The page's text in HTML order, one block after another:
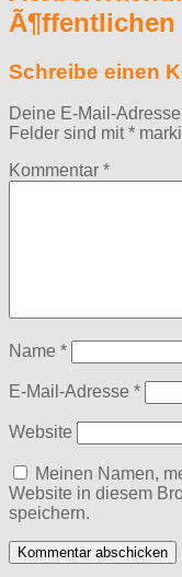
Ã¶ffentlichen
Schreibe einen
Deine E-Mail-
Felder sind mit*
Kommentar *
Name *
E-Mail-Adresse *
Website
Meinen Namen,
Website in diesem
speichern.